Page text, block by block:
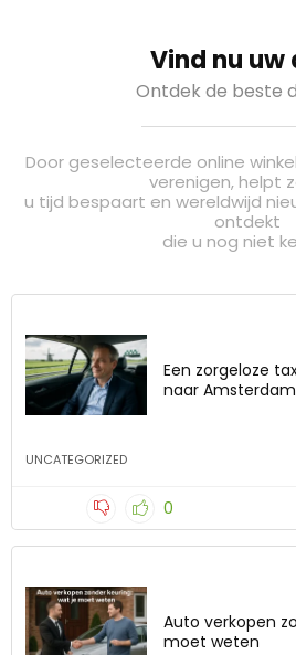
Vind nu uw
Ontdek de beste
Door geselecteerde online
verenigen, helpt
u tijd bespaart en wereldwijd
ontdekt
die u nog niet
Een zorgeloze
naar
UNCATEGORIZED
0
Auto verkopen
moet weten